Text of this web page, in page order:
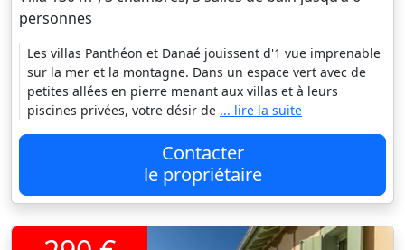
personnes
Les villas Panthéon et Danaé jouissent d'1 vue imprenable
sur la mer et la montagne. Dans un espace vert avec de
petites allées en pierre menant aux villas et à leurs
piscines privées, votre désir de ... lire la suite
Contacter
le propriétaire